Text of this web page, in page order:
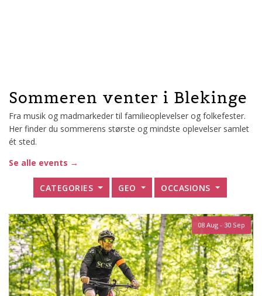
Sommeren venter i Blekinge
Fra musik og madmarkeder til familieoplevelser og folkefester.
Her finder du sommerens største og mindste oplevelser samlet
ét sted.
Se alle events →
CATEGORIES GEO OCCASIONS
07 Aug - 27 Sep